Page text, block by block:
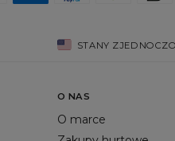
STANY
O NAS
O marce